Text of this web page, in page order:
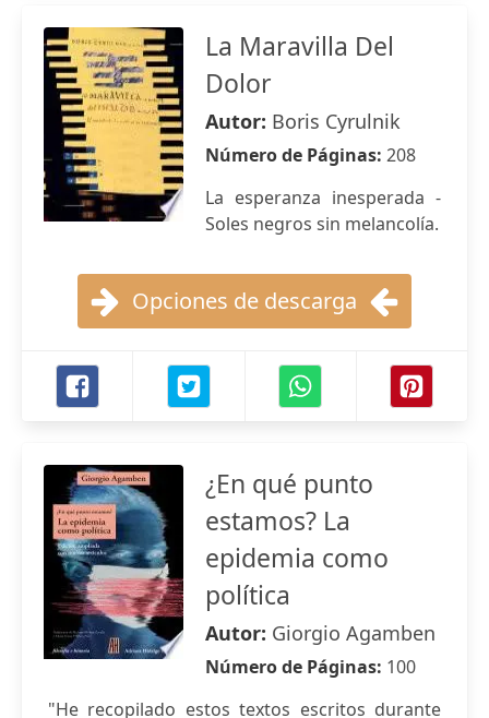
La Maravilla Del
Dolor
Autor: Boris Cyrulnik
Número de Páginas: 208
La esperanza inesperada -
Soles negros sin melancolía.
Opciones de descarga
¿En qué punto
estamos? La
epidemia como
política
Autor: Giorgio Agamben
Número de Páginas: 100
"He recopilado estos textos escritos durante